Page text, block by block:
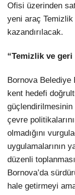
Ofisi üzerinden
yeni araç
kazandırılacak.
“Temizlik ve
Bornova
kent hedefi
güçlendirilmesinin
çevre
olmadığını
uygulamalarının
düzenli
Bornova’da
hale getirmeyi